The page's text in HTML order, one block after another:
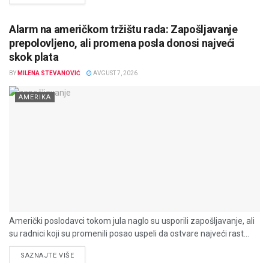
Alarm na američkom tržištu rada: Zapošljavanje
prepolovljeno, ali promena posla donosi najveći
skok plata
BY MILENA STEVANOVIĆ AVGUST 7, 2026
AMERIKA
Američki poslodavci tokom jula naglo su usporili zapošljavanje, ali
su radnici koji su promenili posao uspeli da ostvare najveći rast...
SAZNAJTE VIŠEDETAILS